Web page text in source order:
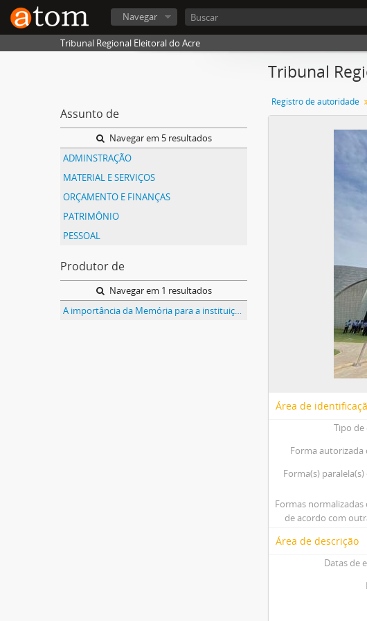
Navegar
Tribunal Regional Eleitoral do Acre
Assunto de
Navegar em 5 resultados
ADMINSTRAÇÃO
MATERIAL E SERVIÇOS
ORÇAMENTO E FINANÇAS
PATRIMÔNIO
PESSOAL
Produtor de
Navegar em 1 resultados
A importância da Memória para a instituição e para a sociedade - participação da mulher nos espaços de poder
Tribunal
Registro de autoridade
Área de
Tipo
Forma autorizada
Forma(s)
Formas
de acordo com
Área de descrição
Datas de